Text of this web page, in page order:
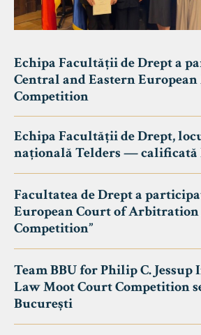
Echipa Facultății de Drept a
Central and Eastern
Competition
Echipa Facultății de Drept,
națională Telders — calificată
Facultatea de Drept a
European Court of
Competition”
Team BBU for Philip C.
Law Moot Court Competition
București